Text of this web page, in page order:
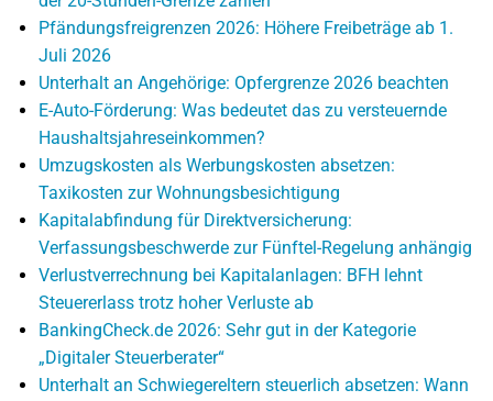
Pfändungsfreigrenzen 2026: Höhere Freibeträge ab 1.
Juli 2026
Unterhalt an Angehörige: Opfergrenze 2026 beachten
E-Auto-Förderung: Was bedeutet das zu versteuernde
Haushaltsjahreseinkommen?
Umzugskosten als Werbungskosten absetzen:
Taxikosten zur Wohnungsbesichtigung
Kapitalabfindung für Direktversicherung:
Verfassungsbeschwerde zur Fünftel-Regelung anhängig
Verlustverrechnung bei Kapitalanlagen: BFH lehnt
Steuererlass trotz hoher Verluste ab
BankingCheck.de 2026: Sehr gut in der Kategorie
„Digitaler Steuerberater“
Unterhalt an Schwiegereltern steuerlich absetzen: Wann